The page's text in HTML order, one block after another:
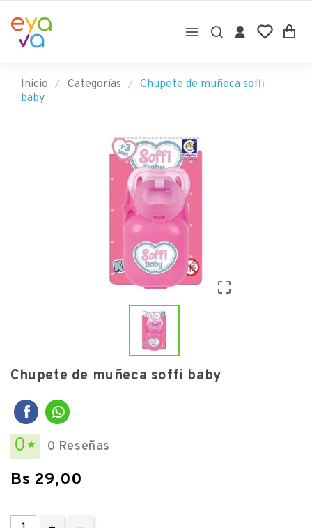

Inicio Categorías
Chupete de muñeca soffi
baby

Chupete de muñeca soffi baby
0  0 Reseñas
Bs 29,00